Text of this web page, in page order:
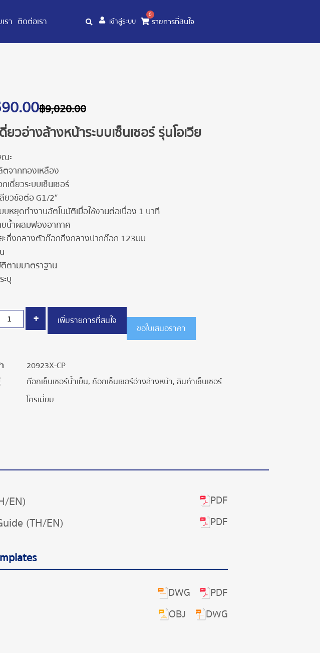
รา ติดต่อเรา เข้าสู่ระบบ รายการที่สนใจ
0
฿9,020.00
ยวอ่างล้างหน้าระบบเซ็นเซอร์ รุ่นโอเวีย
ะ
จากทองเหลือง
เดี่ยวระบบเซ็นเซอร์
ยวข้อต่อ G1/2″
บหยุดทำงานอัตโนมัติเมื่อใช้งานต่อเนื่อง 1 นาที
น้ำผสมฟองอากาศ
ะกึ่งกลางตัวก๊อกถึงกลางปากก๊อก 123มม.
ามมาตราฐาน
ะบุ
+ เพิ่มรายการที่สนใจ
ขอใบเสนอราคา
20923X-CP
ก๊อกเซ็นเซอร์น้ำเย็น, ก๊อกเซ็นเซอร์อ่างล้างหน้า,สินค้าเซ็นเซอร์
โครเมี่ยม
EN) PDF
(TH/EN) PDF
DWG PDF
OBJ DWG